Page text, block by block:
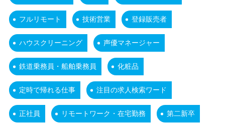
フルリモート 技術営業 登録販売者
ハウスクリーニング 声優マネージャー
鉄道乗務員・船舶乗務員 化粧品
定時で帰れる仕事 注目の求人検索ワード
正社員 リモートワーク・在宅勤務 第二新卒